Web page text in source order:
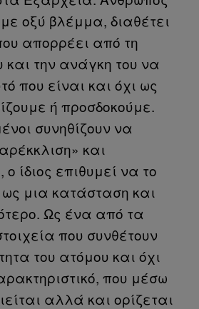
οξύ βλέμμα, διαθέτει
απορρέει από τη
και την ανάγκη του να
που είναι και όχι ως
ή προσδοκούμε.
συνηθίζουν να
και
ο ίδιος επιθυμεί να το
ως μια κατάσταση και
Ως ένα από τα
που συνθέτουν
του ατόμου και όχι
που μέσω
αλλά και ορίζεται